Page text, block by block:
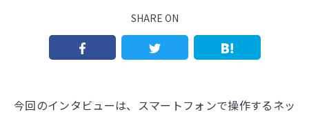
SHARE ON
今回のインタビューは、スマートフォンで操作するネッ